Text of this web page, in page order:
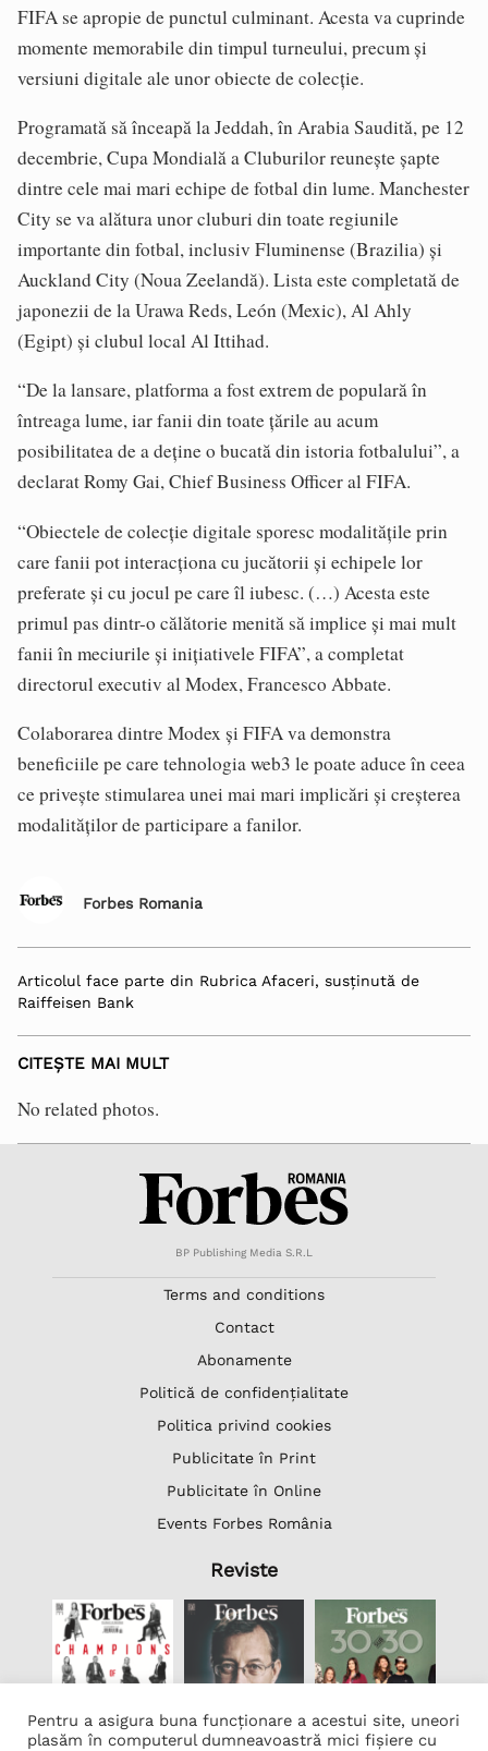
FIFA se apropie de punctul culminant. Acesta va cuprinde
momente memorabile din timpul turneului, precum și
versiuni digitale ale unor obiecte de colecție.
Programată să înceapă la Jeddah, în Arabia Saudită, pe 12
decembrie, Cupa Mondială a Cluburilor reunește șapte
dintre cele mai mari echipe de fotbal din lume. Manchester
City se va alătura unor cluburi din toate regiunile
importante din fotbal, inclusiv Fluminense (Brazilia) și
Auckland City (Noua Zeelandă). Lista este completată de
japonezii de la Urawa Reds, León (Mexic), Al Ahly
(Egipt) și clubul local Al Ittihad.
“De la lansare, platforma a fost extrem de populară în
întreaga lume, iar fanii din toate țările au acum
posibilitatea de a deține o bucată din istoria fotbalului”, a
declarat Romy Gai, Chief Business Officer al FIFA.
“Obiectele de colecție digitale sporesc modalitățile prin
care fanii pot interacționa cu jucătorii și echipele lor
preferate și cu jocul pe care îl iubesc. (…) Acesta este
primul pas dintr-o călătorie menită să implice și mai mult
fanii în meciurile și inițiativele FIFA”, a completat
directorul executiv al Modex, Francesco Abbate.
Colaborarea dintre Modex și FIFA va demonstra
beneficiile pe care tehnologia web3 le poate aduce în ceea
ce privește stimularea unei mai mari implicări și creșterea
modalităților de participare a fanilor.
Forbes Romania
Articolul face parte din Rubrica Afaceri, susținută de
Raiffeisen Bank
CITEȘTE MAI MULT
No related photos.
BP Publishing Media S.R.L
Terms and conditions
Contact
Abonamente
Politică de confidențialitate
Politica privind cookies
Publicitate în Print
Publicitate în Online
Events Forbes România
Reviste
Pentru a asigura buna funcționare a acestui site, uneori
plasăm în computerul dumneavoastră mici fișiere cu